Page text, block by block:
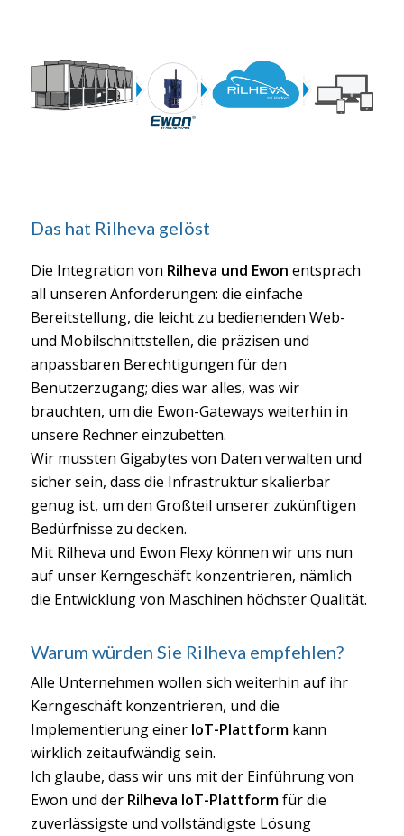
Das hat Rilheva gelöst
Die Integration von Rilheva und Ewon entsprach
all unseren Anforderungen: die einfache
Bereitstellung, die leicht zu bedienenden Web-
und Mobilschnittstellen, die präzisen und
anpassbaren Berechtigungen für den
Benutzerzugang; dies war alles, was wir
brauchten, um die Ewon-Gateways weiterhin in
unsere Rechner einzubetten.
Wir mussten Gigabytes von Daten verwalten und
sicher sein, dass die Infrastruktur skalierbar
genug ist, um den Großteil unserer zukünftigen
Bedürfnisse zu decken.
Mit Rilheva und Ewon Flexy können wir uns nun
auf unser Kerngeschäft konzentrieren, nämlich
die Entwicklung von Maschinen höchster Qualität.
Warum würden Sie Rilheva empfehlen?
Alle Unternehmen wollen sich weiterhin auf ihr
Kerngeschäft konzentrieren, und die
Implementierung einer IoT-Plattformkann
wirklich zeitaufwändig sein.
Ich glaube, dass wir uns mit der Einführung von
Ewon und der Rilheva IoT-Plattformfür die
zuverlässigste und vollständigste Lösung